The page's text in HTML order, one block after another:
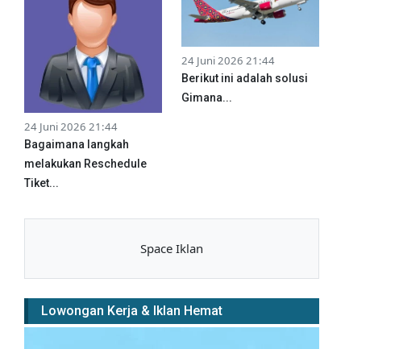
24 Juni 2026 21:44
Bagaimana langkah
melakukan Reschedule
Tiket...
24 Juni 2026 21:44
Berikut ini adalah solusi
Gimana...
Space Iklan
Lowongan Kerja & Iklan Hemat